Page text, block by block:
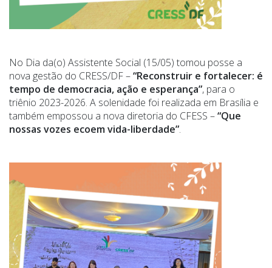
No Dia da(o) Assistente Social (15/05) tomou posse a
nova gestão do CRESS/DF –“Reconstruir e fortalecer: é
tempo de democracia, ação e esperança”, para o
triênio 2023-2026. A solenidade foi realizada em Brasília e
também empossou a nova diretoria do CFESS –“Que
nossas vozes ecoem vida-liberdade”.